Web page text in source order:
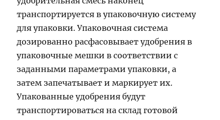
транспортируется в упаковочную систему
для упаковки. Упаковочная система
дозированно расфасовывает удобрения в
упаковочные мешки в соответствии с
заданными параметрами упаковки, а
затем запечатывает и маркирует их.
Упакованные удобрения будут
транспортироваться на склад готовой